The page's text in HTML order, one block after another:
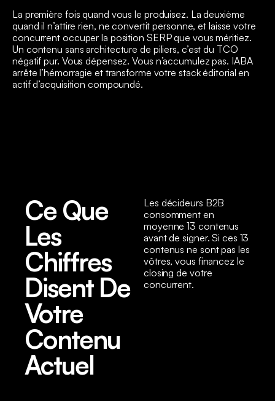
La première fois quand vous le produisez. La deuxième
quand il n’attire rien, ne convertit personne, et laisse votre
concurrent occuper la position SERP que vous méritiez.
Un contenu sans architecture de piliers, c’est du TCO
négatif pur. Vous dépensez. Vous n’accumulez pas. IABA
arrête l’hémorragie et transforme votre stack éditorial en
actif d’acquisition compoundé.
Ce Que
Les
Chiffres
Disent De
Votre
Contenu
Actuel
Les décideurs B2B
consomment en
moyenne 13 contenus
avant de signer. Si ces 13
contenus ne sont pas les
vôtres, vous financez le
closing de votre
concurrent.